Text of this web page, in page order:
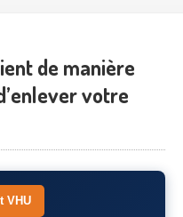
de manière
votre
VHU